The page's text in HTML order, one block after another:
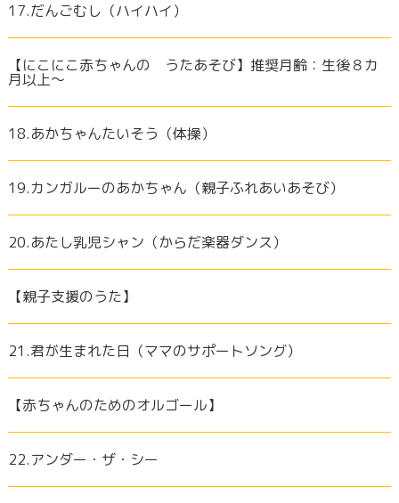
17.だんごむし（ハイハイ）
【にこにこ赤ちゃんの うたあそび】推奨月齢：生後８カ
月以上～
18.あかちゃんたいそう（体操）
19.カンガルーのあかちゃん（親子ふれあいあそび）
20.あたし乳児シャン（からだ楽器ダンス）
【親子支援のうた】
21.君が生まれた日（ママのサポートソング）
【赤ちゃんのためのオルゴール】
22.アンダー・ザ・シー